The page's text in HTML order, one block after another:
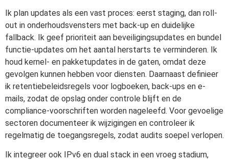
Ik plan updates als een vast proces: eerst staging, dan roll-
out in onderhoudsvensters met back-up en duidelijke
fallback. Ik geef prioriteit aan beveiligingsupdates en bundel
functie-updates om het aantal herstarts te verminderen. Ik
houd kernel- en pakketupdates in de gaten, omdat deze
gevolgen kunnen hebben voor diensten. Daarnaast definieer
ik retentiebeleidsregels voor logboeken, back-ups en e-
mails, zodat de opslag onder controle blijft en de
compliance-voorschriften worden nageleefd. Voor gevoelige
sectoren documenteer ik wijzigingen en controleer ik
regelmatig de toegangsregels, zodat audits soepel verlopen.
Ik integreer ook IPv6 en dual stack in een vroeg stadium,